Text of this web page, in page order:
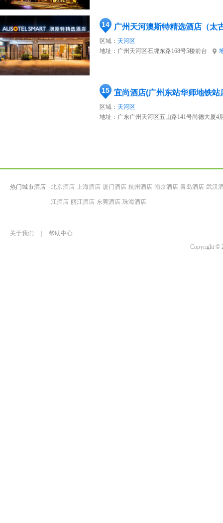
14
区域： 天河区
地址： 广州天河区石牌东路168号5楼前台
15 宜尚酒店(广州东站华师地铁站
区域： 天河区
地址： 广东广州天河区五山路141号尚德大厦4
热门城市酒店 北京酒店 上海酒店 厦门酒店 杭州酒店 南京酒店 青岛酒店 武汉
江酒店 丽江酒店 东莞酒店 珠海酒店
关于我们
帮助中心
Copyright ©